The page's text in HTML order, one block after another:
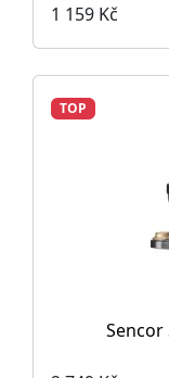
1 159 Kč
TOP
Sencor